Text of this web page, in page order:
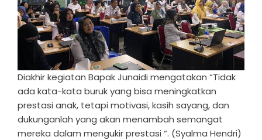
Diakhir kegiatan Bapak Junaidi mengatakan “Tidak
ada kata-kata buruk yang bisa meningkatkan
prestasi anak, tetapi motivasi, kasih sayang, dan
dukunganlah yang akan menambah semangat
mereka dalam mengukir prestasi “. (Syalma Hendri)